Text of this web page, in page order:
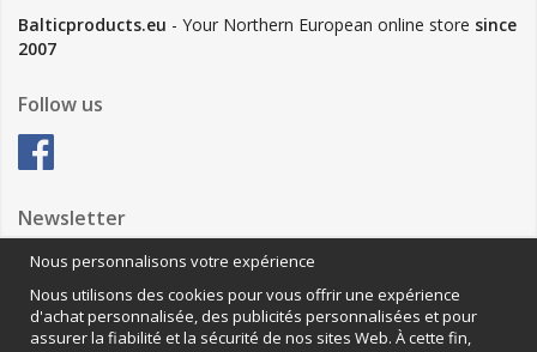
Balticproducts.eu - Your Northern European online store since
2007
Follow us
Newsletter
Anmäl mig
Nous personnalisons votre expérience
Nous utilisons des cookies pour vous offrir une expérience
d'achat personnalisée, des publicités personnalisées et pour
assurer la fiabilité et la sécurité de nos sites Web. À cette fin,